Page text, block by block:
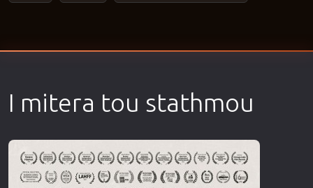
Δραματικές
Ελληνικός Κινηματογράφος
Εποχής
Ερωτικές
I mitera tou stathmou